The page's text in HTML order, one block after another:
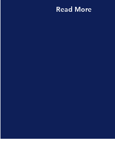
Read More